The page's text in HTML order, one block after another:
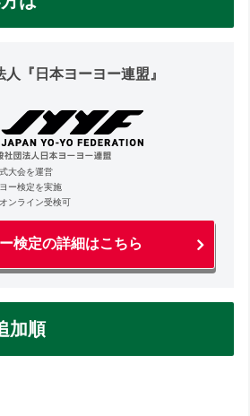
人『日本ヨーヨー連盟』
大会を運営
ー検定を実施
ンライン受検可
検定の詳細はこちら
加順